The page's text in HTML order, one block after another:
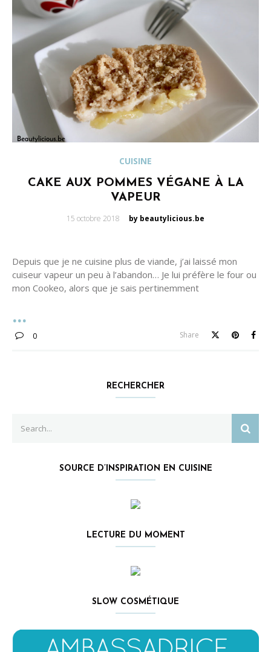
CUISINE
CAKE AUX POMMES VÉGANE À LA
VAPEUR
Posted
15 octobre 2018 by beautylicious.be
Depuis que je ne cuisine plus de viande, j’ai laissé mon
cuiseur vapeur un peu à l’abandon… Je lui préfère le four ou
mon Cookeo, alors que je sais pertinemment
0 Share
RECHERCHER
for:
SOURCE D’INSPIRATION EN CUISINE
LECTURE DU MOMENT
SLOW COSMÉTIQUE